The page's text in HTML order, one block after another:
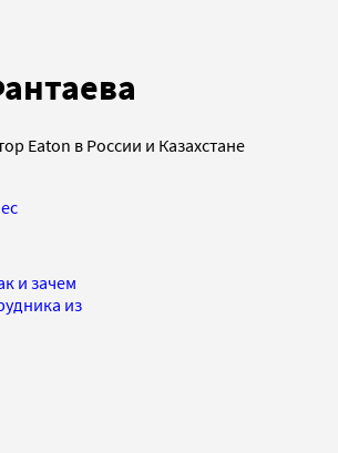
Eaton в России и Казахстане
и зачем
из